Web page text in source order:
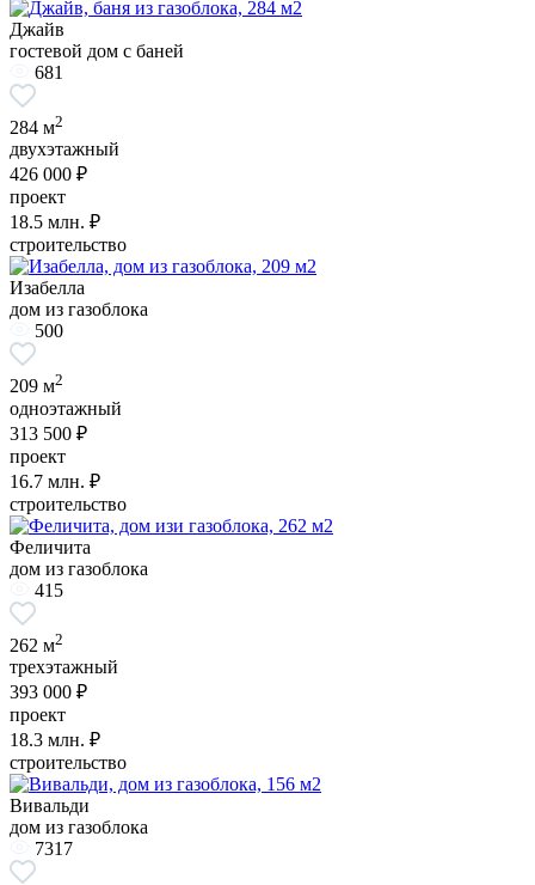
Джайв
гостевой дом с баней
681
284 м2
двухэтажный
426 000 ₽
проект
18.5 млн. ₽
строительство
Изабелла
дом из газоблока
500
209 м2
одноэтажный
313 500 ₽
проект
16.7 млн. ₽
строительство
Феличита
дом из газоблока
415
262 м2
трехэтажный
393 000 ₽
проект
18.3 млн. ₽
строительство
Вивальди
дом из газоблока
7317